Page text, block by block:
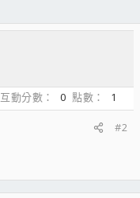
互動分數 0 點數
1
#2